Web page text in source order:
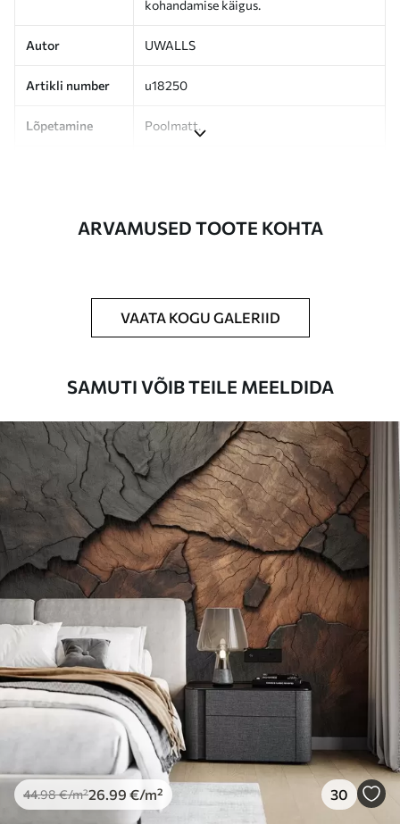
kohandamise käigus.
Autor UWALLS
Artikli number u18250
Lõpetamine Poolmatt.
käsnaga. Lakkviimistlusega tapeedid
Saadaolevad materjalid
Standard
44.9826 .99 € /m²
Premium
56 .6734 .00€/m²
Premium vinüül
65.0039.00 €
Peel and Stick
/m²
ARVAMUSED TOOTE KOHTA
VAATA KOGU GALERIID
SAMUTI VÕIB TEILE MEELDIDA
44.98€/m²26 .99 €/m² 30